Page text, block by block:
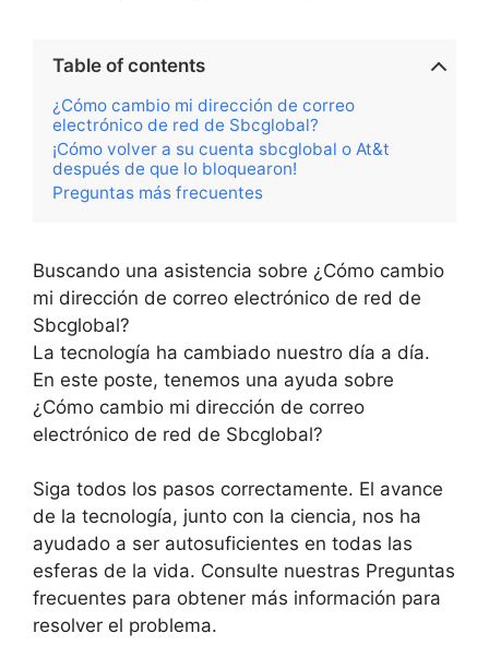
Table of contents
¿Cómo cambio mi dirección de correo
electrónico de red de Sbcglobal?
¡Cómo volver a su cuenta sbcglobal o At&t
después de que lo bloquearon!
Preguntas más frecuentes
Buscando una asistencia sobre ¿Cómo cambio
mi dirección de correo electrónico de red de
Sbcglobal?
La tecnología ha cambiado nuestro día a día.
En este poste, tenemos una ayuda sobre
¿Cómo cambio mi dirección de correo
electrónico de red de Sbcglobal?
Siga todos los pasos correctamente. El avance
de la tecnología, junto con la ciencia, nos ha
ayudado a ser autosuficientes en todas las
esferas de la vida. Consulte nuestras Preguntas
frecuentes para obtener más información para
resolver el problema.